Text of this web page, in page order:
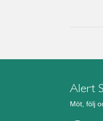
Alert
Möt, följ